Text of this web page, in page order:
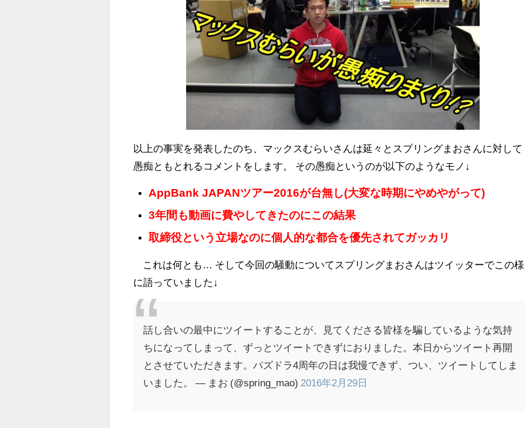
以上の事実を発表したのち、マックスむらいさんは延々とスプリングまおさんに対して
愚痴ともとれるコメントをします。 その愚痴というのが以下のようなモノ↓
AppBank JAPANツアー2016が台無し(大変な時期にやめやがって)
3年間も動画に費やしてきたのにこの結果
取締役という立場なのに個人的な都合を優先されてガッカリ
これは何とも… そして今回の騒動についてスプリングまおさんはツイッターでこの様
に語っていました↓
話し合いの最中にツイートすることが、見てくださる皆様を騙しているような気持
ちになってしまって、ずっとツイートできずにおりました。本日からツイート再開
とさせていただきます。パズドラ4周年の日は我慢できず、つい、ツイートしてしま
いました。 — まお (@spring_mao) 2016年2月29日